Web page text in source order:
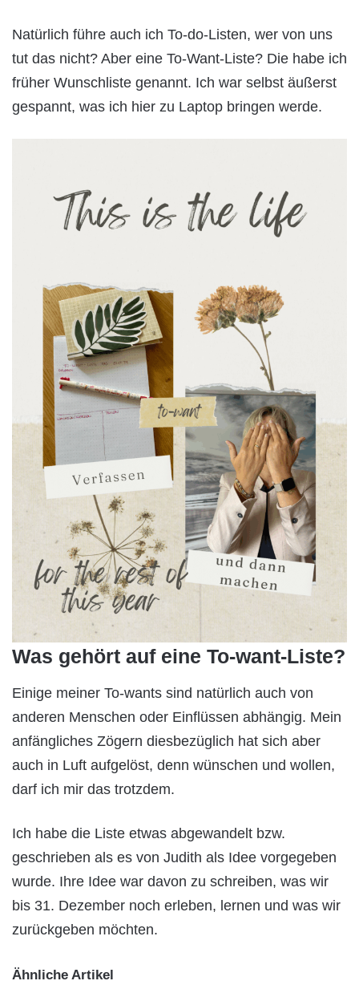
Natürlich führe auch ich To-do-Listen, wer von uns
tut das nicht? Aber eine To-Want-Liste? Die habe ich
früher Wunschliste genannt. Ich war selbst äußerst
gespannt, was ich hier zu Laptop bringen werde.
Was gehört auf eine To-want-Liste?
Einige meiner To-wants sind natürlich auch von
anderen Menschen oder Einflüssen abhängig. Mein
anfängliches Zögern diesbezüglich hat sich aber
auch in Luft aufgelöst, denn wünschen und wollen,
darf ich mir das trotzdem.
Ich habe die Liste etwas abgewandelt bzw.
geschrieben als es von Judith als Idee vorgegeben
wurde. Ihre Idee war davon zu schreiben, was wir
bis 31. Dezember noch erleben, lernen und was wir
zurückgeben möchten.
Ähnliche Artikel